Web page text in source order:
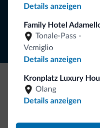
Details anzeigen
Family Hotel
Tonale-Pass -
Vemiglio
Details anzeigen
Kronplatz Luxury
Olang
Details anzeigen
Folgen
Seien Sie originell,
Kollektion
So viele von Ihnen haben